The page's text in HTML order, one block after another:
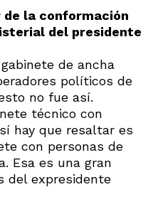
de la conformación
del presidente
de ancha
políticos de
no fue así.
técnico con
hay que resaltar es
con personas de
Esa es una gran
del expresidente